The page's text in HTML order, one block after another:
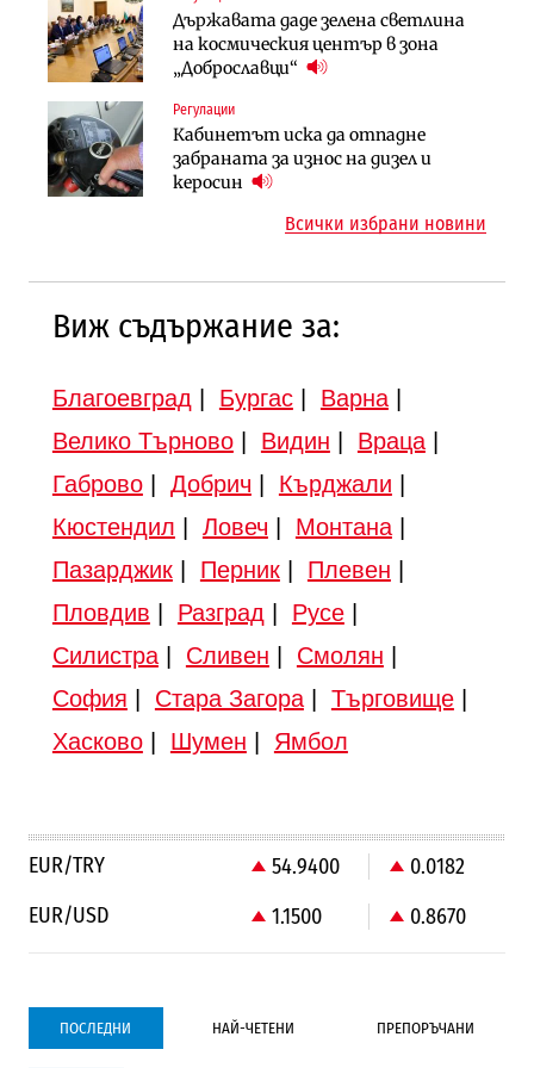
Държавата даде зелена светлина
на космическия център в зона
„Доброславци“
Регулации
Кабинетът иска да отпадне
забраната за износ на дизел и
керосин
Компании
„Ендуросат“ ще строи огромен
космически и отбранителен
Инфраструктура
АПИ възложи промяната на
парцеларния план за
Вторият мост над Варненското
езеро става част от бъдещата
магистрала „Черно море“
Публични финанси
Регионалният министър поема „на
ръчно управление“ общинската
инвестиционна програма
Всички избрани новини
Виж съдържание за:
Благоевград Бургас| Варна|
Велико Търново| Видин Враца|
Габрово| Добрич Кърджали
Кюстендил
Ловеч Монтана|
Пазарджик| Перник| Плевен
Пловдив
Разград Русе|
Силистра| Сливен Смолян
София
Стара Загора| Търговище|
Хасково| Шумен Ямбол
EUR/TRY 54.9400
0.0182
EUR/USD
1.1500 0.8670
ПОСЛЕДНИ НАЙ-ЧЕТЕНИ ПРЕПОРЪЧАНИ